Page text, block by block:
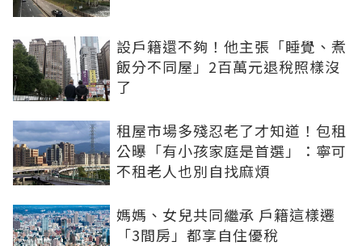
設戶籍還不夠！他主張「睡覺、煮
飯分不同屋」2百萬元退稅照樣沒
了
租屋市場多殘忍老了才知道！包租
公曝「有小孩家庭是首選」：寧可
不租老人也別自找麻煩
媽媽、女兒共同繼承 戶籍這樣遷
「3間房」都享自住優稅